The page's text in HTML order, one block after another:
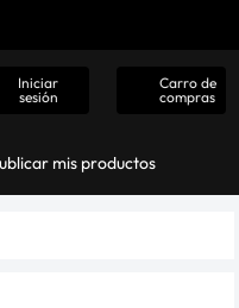
Iniciar
sesión
Carro de
compras
mis productos